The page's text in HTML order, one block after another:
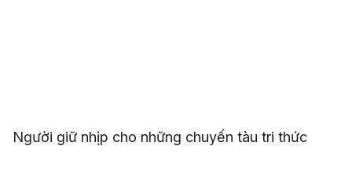
Người giữ nhịp cho những chuyến tàu tri thức